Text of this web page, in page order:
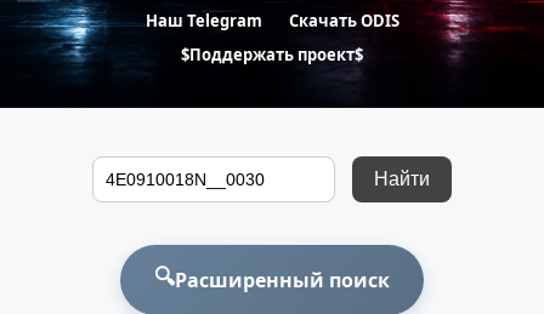
Наш Telegram
Скачать ODIS
$Поддержать проект$
Найти
🔍Расширенный поиск